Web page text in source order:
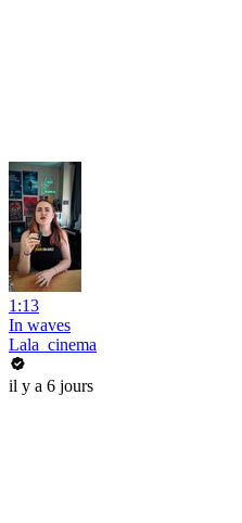
1:13
In waves
Lala_cinema
il y a 6 jours